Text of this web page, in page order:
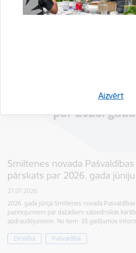
Aizvērt
Pašvaldības policijas uzdevumi
Smiltenes novada
pārskats par 2026. gada jūniju
27.07.2026.
2026. gada jūnijā Smiltenes novada
paziņojumiem par dažādiem sabiedriskās
apdraudējumiem. No tiem: 35 gadījumos
Drošība Pašvaldība